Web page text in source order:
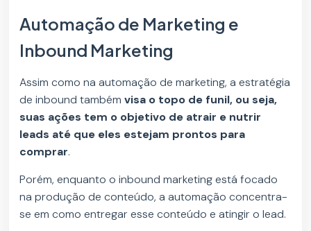
Automação de Marketing e
Inbound Marketing
Assim como na automação de marketing, a estratégia
de inbound também visa o topo de funil, ou seja,
suas ações tem o objetivo de atrair e nutrir
leads até que eles estejam prontos para
comprar.
Porém, enquanto o inbound marketing está focado
na produção de conteúdo, a automação concentra-
se em como entregar esse conteúdo e atingir o lead.